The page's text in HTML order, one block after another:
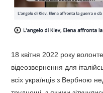
18 квітня 2022 року
відеозвернення для
всіх українців з Вербною